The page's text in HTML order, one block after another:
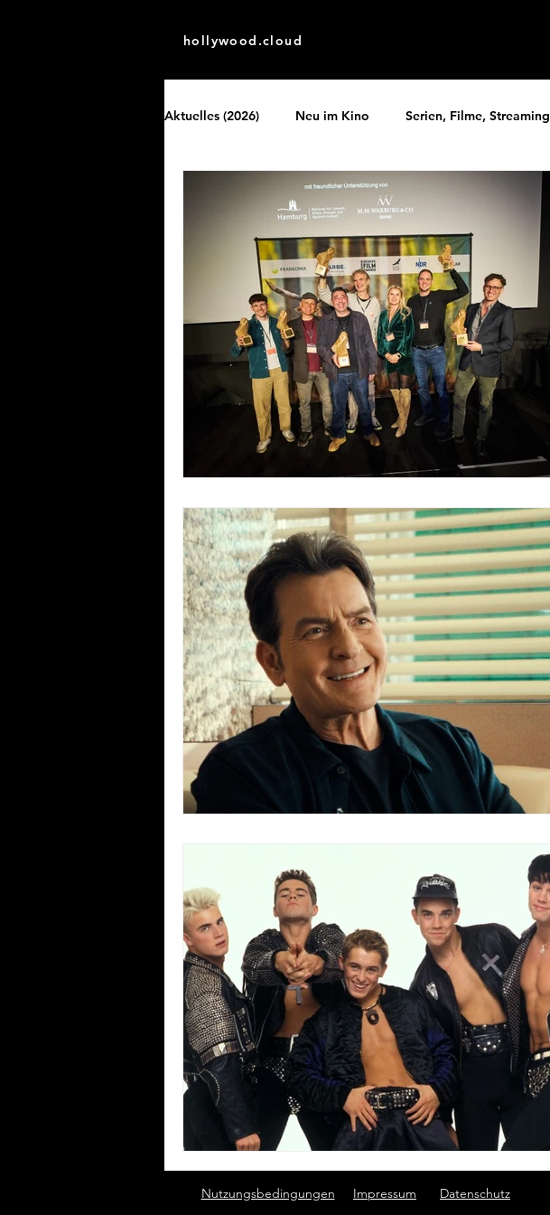
hollywood.cloud
Aktuelles (2026) Neu im Kino Serien, Filme, Streaming
Nutzungsbedingungen Impressum Datenschutz